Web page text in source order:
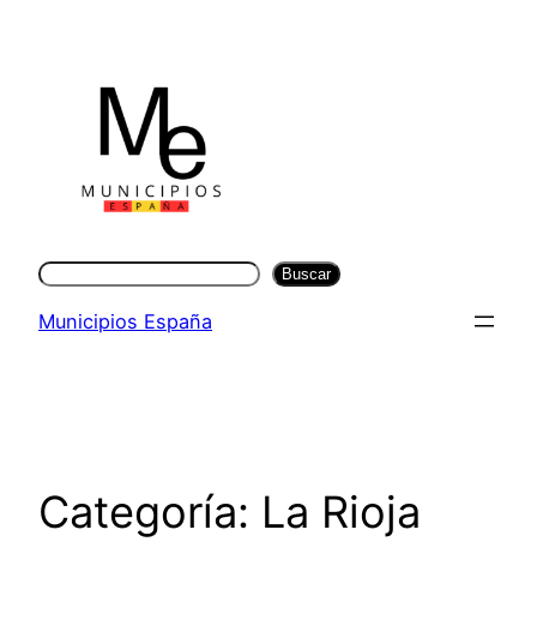
contenido
Buscar Buscar
Municipios España
Categoría: La Rioja